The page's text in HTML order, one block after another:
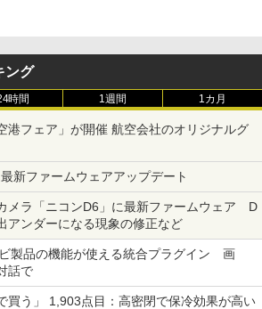
ング
時間 1週間 1カ月
港フェア」が開催 航空会社のオリジナルグ
最新ファームウェアアップデート
メラ「ニコンD6」に最新ファームウェア D
アンダーになる現象の修正など
製品の機能が使える統合プラグイン 画
話で
買う」 1,903点目：高密閉で保冷効果が高い